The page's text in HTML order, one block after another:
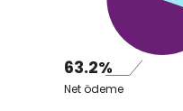
63.2%
Net ödeme